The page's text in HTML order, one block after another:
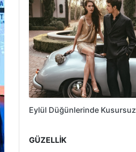
Eylül Düğünlerinde Kusursuz
GÜZELLİK